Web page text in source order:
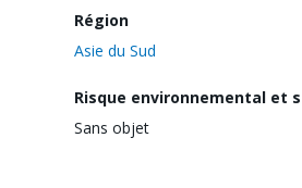
Région
Asie du Sud
Risque environnemental et
Sans objet